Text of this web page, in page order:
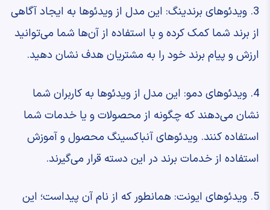
3. ویدئوهای برندینگ: این مدل از ویدئوها به ایجاد آگاهی
از برند شما کمک کرده و با استفاده از آن‌ها شما می‌توانید
ارزش و پیام برند خود را به مشتریان هدف نشان دهید.
4. ویدئوهای دمو: این مدل از ویدئو‌ها به کاربران شما
نشان می‌دهند که چگونه از محصولات و یا خدمات شما
استفاده کنند. ویدئوهای آنباکسینگ محصول و آموزش
استفاده از خدمات برند در این دسته قرار می‌گیرند.
5. ویدئوهای ایونت: همانطور که از نام آن پیداست؛ این